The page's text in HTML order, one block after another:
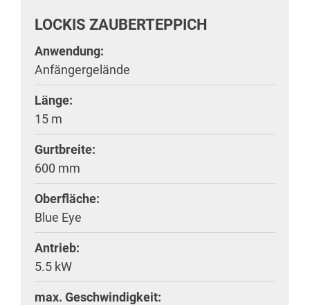
LOCKIS ZAUBERTEPPICH
Anwendung:
Anfängergelände
Länge:
15 m
Gurtbreite:
600 mm
Oberfläche:
Blue Eye
Antrieb:
5.5 kW
max. Geschwindigkeit: